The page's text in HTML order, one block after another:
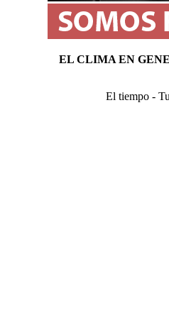
EL CLIMA EN
El tiempo -